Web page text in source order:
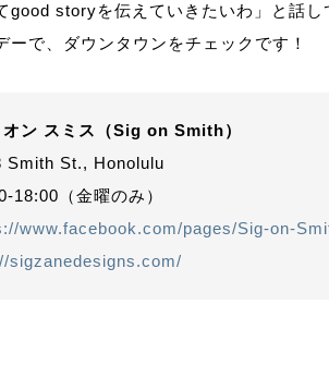
good storyを伝えていきたいわ」と話
ーで、ダウンタウンをチェックです！
オン スミス（Sig on Smith）
Smith St., Honolulu
18:00（金曜のみ）
www.facebook.com/pages/Sig-on-
sigzanedesigns.com/